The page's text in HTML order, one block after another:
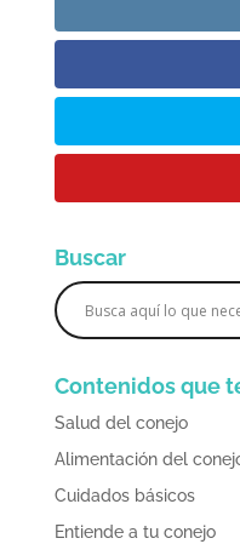
Buscar
Contenidos que
Salud del conejo
Alimentación del
Cuidados básicos
Entiende a tu conejo